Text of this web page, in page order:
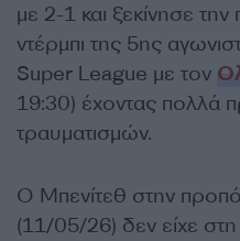
με 2-1 και ξεκίνησε την
ντέρμπι της 5ης
Super League με τον
19:30) έχοντας πολλά
τραυματισμών.
Ο Μπενίτεθ στην
(11/05/26) δεν είχε